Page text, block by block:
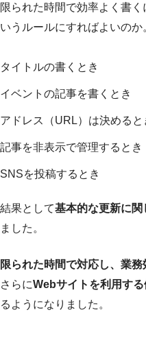
限られた時間で効率よく書
いうルールにすればよいのか
タイトルの書くとき
イベントの記事を書くとき
アドレス（URL）は決めると
記事を非表示で管理するとき
SNSを投稿するとき
結果として基本的な更新に
ました。
限られた時間で対応し、業
さらにWebサイトを利用す
るようになりました。